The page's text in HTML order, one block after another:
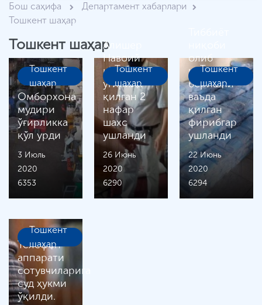
Бош саҳифа
Департамент хабарлари
Тошкент шаҳар
Тошкент шаҳар
Тошкент
шаҳар
Омборхона
мудири
ўғирликка
қўл урди
3 Июль
2020
6353
Тошкент
шаҳар
Алишер
Навоий
кўчасида
ўғирлик
қилган 2
нафар
шахс
ушланди
26 Июнь
2020
6290
Тошкент
шаҳар
олиб
келиб
беришни
ваъда
қилган
фирибгар
ушланди
22 Июнь
2020
6294
Тошкент
шаҳар
Телефон
аппарати
сотувчиларига
суд ҳукми
ўқилди.